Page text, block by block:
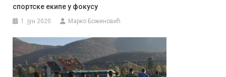
спортске екипе у фокусу
1. јун 2020. Марко Божиновић